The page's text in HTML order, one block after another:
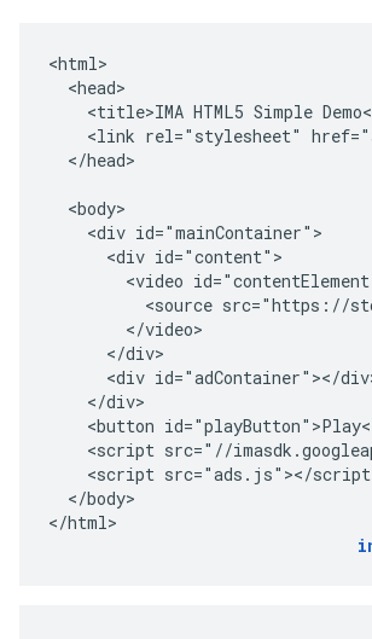
<html>
  <head>
<title>IMA HTML5 Simple
<link rel="stylesheet"
  </head>
  <body>
    <div id="mainContainer">
      <div id="content">
<video
<source src="https://
        </video>
      </div>
<div id="adContainer"></
    </div>
<button
<script src="//
<script src="ads.js"></
  </body>